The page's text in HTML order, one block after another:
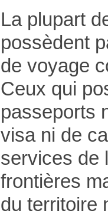
La plupart
possèdent
de voyage
Ceux qui
passeports
visa ni de
services de
frontières
du territoire